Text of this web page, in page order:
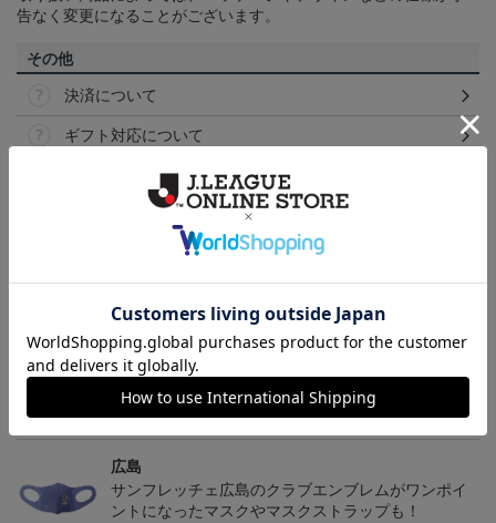
告なく変更になることがございます。
その他
決済について
ギフト対応について
広島
サンフレッチェ広島の2022ユニフォームを着て試合
を応援しよう！
広島
サンフレッチェ広島のクラブエンブレムがワンポイ
ントになったマスクやマスクストラップも！